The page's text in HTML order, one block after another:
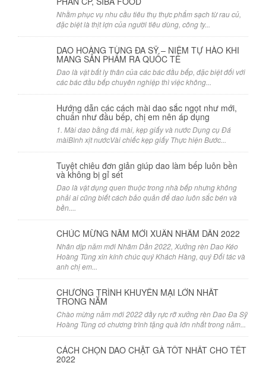
Nhằm phục vụ nhu cầu tiêu thụ thực phẩm sạch từ rau củ,
đặc biệt là thịt lợn của người tiêu dùng, công ty...
DAO HOÀNG TÙNG ĐA SỸ – NIỀM TỰ HÀO KHI
MANG SẢN PHẨM RA QUỐC TẾ
Dao là vật bất ly thân của các bác đầu bếp, đặc biệt đối với
các bác đầu bếp chuyên nghiệp thì việc không...
Hướng dẫn các cách mài dao sắc ngọt như mới,
chuẩn như đầu bếp, chị em nên áp dụng
1. Mài dao bằng đá mài, kẹp giấy và nước Dụng cụ Đá
màiBình xịt nướcVài chiếc kẹp giấy Thực hiện Bước...
Tuyệt chiêu đơn giản giúp dao làm bếp luôn bền
và không bị gỉ sét
Dao là vật dụng quen thuộc trong nhà bếp nhưng không
phải ai cũng biết cách bảo quản để dao luôn sắc bén và
bền....
CHÚC MỪNG NĂM MỚI XUÂN NHÂM DẦN 2022
Nhân dịp năm mới Nhâm Dần 2022, Xưởng rèn Dao Kéo
Hoàng Tùng xin kính chúc quý Khách Hàng, quý Đối tác và
anh chị em...
CHƯƠNG TRÌNH KHUYẾN MẠI LỚN NHẤT
TRONG NĂM
Chào mừng năm mới 2022 đầy rực rỡ xưởng rèn Dao Đa Sỹ
Hoàng Tùng có chương trình tặng quà lớn nhất trong năm...
CÁCH CHỌN DAO CHẶT GÀ TỐT NHẤT CHO TẾT
2022